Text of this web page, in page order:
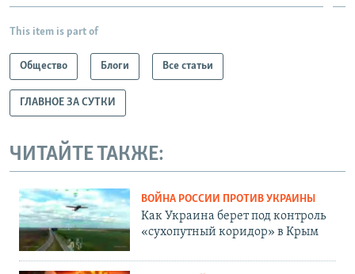
This item is part of
Общество Блоги Все статьи
ГЛАВНОЕ ЗА СУТКИ
ЧИТАЙТЕ ТАКЖЕ:
ВОЙНА РОССИИ ПРОТИВ УКРАИНЫ
Как Украина берет под контроль
«сухопутный коридор» в Крым